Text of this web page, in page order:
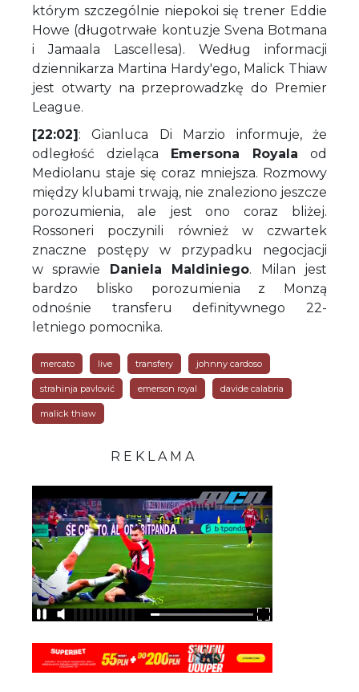
którym szczególnie niepokoi się trener Eddie
Howe (długotrwałe kontuzje Svena Botmana
i Jamaala Lascellesa). Według informacji
dziennikarza Martina Hardy'ego, Malick Thiaw
jest otwarty na przeprowadzkę do Premier
League.
[22:02]: Gianluca Di Marzio informuje, że
odległość dzieląca Emersona Royala od
Mediolanu staje się coraz mniejsza. Rozmowy
między klubami trwają, nie znaleziono jeszcze
porozumienia, ale jest ono coraz bliżej.
Rossoneri poczynili również w czwartek
znaczne postępy w przypadku negocjacji
w sprawie Daniela Maldiniego. Milan jest
bardzo blisko porozumienia z Monzą
odnośnie transferu definitywnego 22-
letniego pomocnika.
mercato live transfery johnny cardoso
strahinja pavlović emerson royal davide calabria
malick thiaw
R E K L A M A